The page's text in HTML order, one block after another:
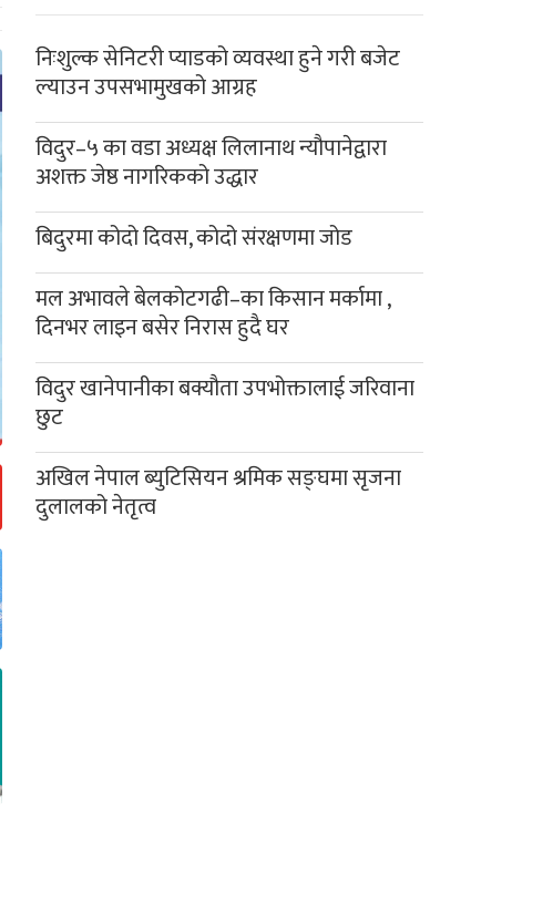
निःशुल्क सेनिटरी प्याडको व्यवस्था हुने गरी बजेट
ल्याउन उपसभामुखको आग्रह
विदुर–५ का वडा अध्यक्ष लिलानाथ न्यौपानेद्वारा
अशक्त जेष्ठ नागरिकको उद्धार
बिदुरमा कोदो दिवस, कोदो संरक्षणमा जोड
मल अभावले बेलकोटगढी–का किसान मर्कामा ,
दिनभर लाइन बसेर निरास हुदै घर
विदुर खानेपानीका बक्यौता उपभोक्तालाई जरिवाना
छुट
अखिल नेपाल ब्युटिसियन श्रमिक सङ्घमा सृजना
दुलालको नेतृत्व